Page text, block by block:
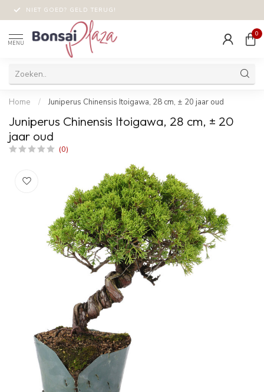
NIET GOED? GELD TERUG!
MENU
0
Home / Juniperus Chinensis Itoigawa, 28 cm, ± 20 jaar oud
Juniperus Chinensis Itoigawa, 28 cm, ± 20
jaar oud
(0)